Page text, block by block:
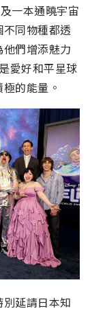
一本通曉宇宙
同物種都透
們增添魅力
愛好和平星球
的能量。
延請日本知